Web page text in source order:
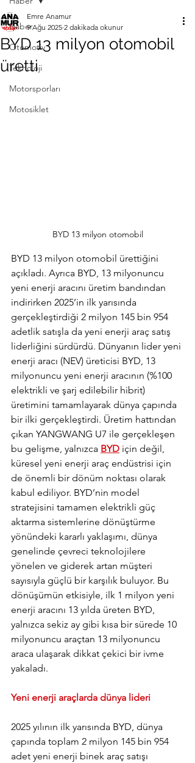
Haber
Otomotiv
Teknoloji
Motorsporları
Motosiklet
BYD 13 milyon otomobil
üretti
Emre Anamur
9 Ağu 2025 2 dakikada okunur
BYD 13 milyon otomobil
BYD 13 milyon otomobil ürettiğini
açıkladı. Ayrıca BYD, 13 milyonuncu
yeni enerji aracını üretim bandından
indirirken 2025’in ilk yarısında
gerçekleştirdiği 2 milyon 145 bin 954
adetlik satışla da yeni enerji araç satış
liderliğini sürdürdü. Dünyanın lider yeni
enerji aracı (NEV) üreticisi BYD, 13
milyonuncu yeni enerji aracının (%100
elektrikli ve şarj edilebilir hibrit)
üretimini tamamlayarak dünya çapında
bir ilki gerçekleştirdi. Üretim hattından
çıkan YANGWANG U7 ile gerçekleşen
bu gelişme, yalnızca BYD için değil,
küresel yeni enerji araç endüstrisi için
de önemli bir dönüm noktası olarak
kabul ediliyor. BYD’nin model
stratejisini tamamen elektrikli güç
aktarma sistemlerine dönüştürme
yönündeki kararlı yaklaşımı, dünya
genelinde çevreci teknolojilere
yönelen ve giderek artan müşteri
sayısıyla güçlü bir karşılık buluyor. Bu
dönüşümün etkisiyle, ilk 1 milyon yeni
enerji aracını 13 yılda üreten BYD,
yalnızca sekiz ay gibi kısa bir sürede 10
milyonuncu araçtan 13 milyonuncu
araca ulaşarak dikkat çekici bir ivme
yakaladı.
Yeni enerji araçlarda dünya lideri
2025 yılının ilk yarısında BYD, dünya
çapında toplam 2 milyon 145 bin 954
adet yeni enerji binek araç satışı